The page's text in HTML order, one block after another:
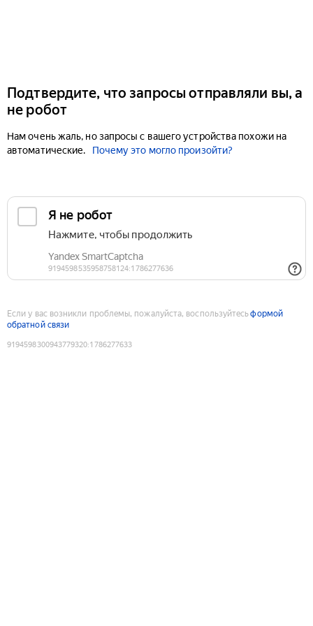
Подтвердите, что запросы отправляли вы, а
не робот
Нам очень жаль, но запросы с вашего устройства похожи на
автоматические.
Почему это могло произойти?
Если у вас возникли проблемы, пожалуйста, воспользуйтесьформой
обратной связи
9194598300943779320:1786277633